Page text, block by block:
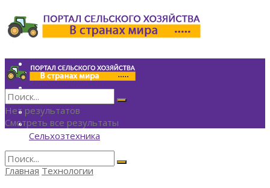
Инвестиции
Агрономия
Политика
Финансы
Технологии
Экономика
Сельхозтехника
Нет результатов
Нет результатов
Смотреть все результаты
Главная Технологии